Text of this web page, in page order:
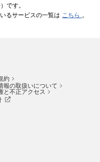
です。
るサービスの一覧は こちら 。
約
報の取扱いについて
と不正アクセス